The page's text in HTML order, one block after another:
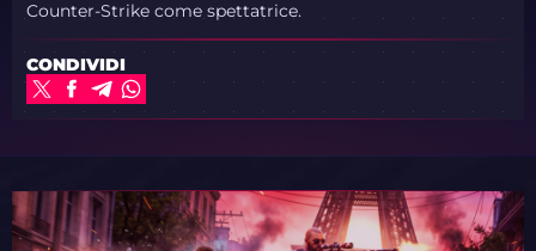
Counter-Strike come spettatrice.
CONDIVIDI